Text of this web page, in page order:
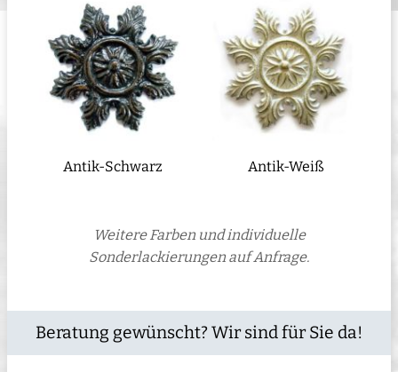
Antik-Schwarz Antik-Weiß
Weitere Farben und individuelle
Sonderlackierungen auf Anfrage.
Beratung gewünscht? Wir sind für Sie da!